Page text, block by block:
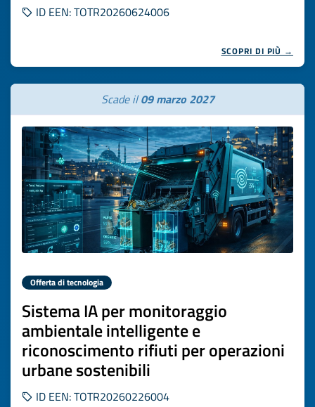
ID EEN: TOTR20260624006
SCOPRI DI PIÙ →
Scade il09 marzo 2027
Offerta di tecnologia
Sistema IA per monitoraggio
ambientale intelligente e
riconoscimento rifiuti per operazioni
urbane sostenibili
ID EEN: TOTR20260226004